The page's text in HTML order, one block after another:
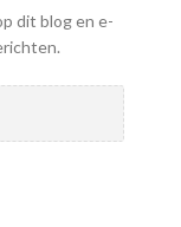
dit blog en e-